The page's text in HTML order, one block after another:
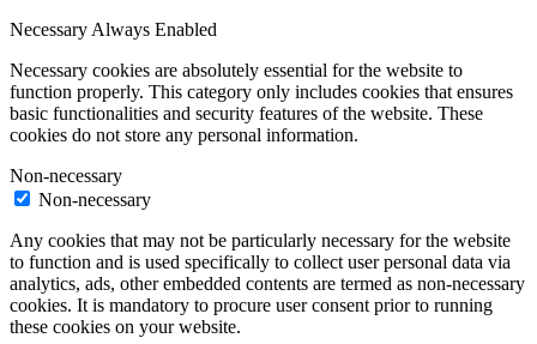
Necessary Always Enabled
Necessary cookies are absolutely essential for the website to
function properly. This category only includes cookies that ensures
basic functionalities and security features of the website. These
cookies do not store any personal information.
Non-necessary
Non-necessary
Any cookies that may not be particularly necessary for the website
to function and is used specifically to collect user personal data via
analytics, ads, other embedded contents are termed as non-necessary
cookies. It is mandatory to procure user consent prior to running
these cookies on your website.